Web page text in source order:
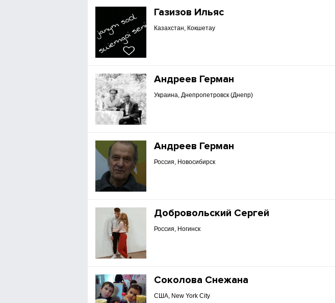
Газизов Ильяс
Казахстан, Кокшетау
Андреев Герман
Украина, Днепропетровск (Днепр)
Андреев Герман
Россия, Новосибирск
Добровольский Сергей
Россия, Ногинск
Соколова Снежана
США, New York City